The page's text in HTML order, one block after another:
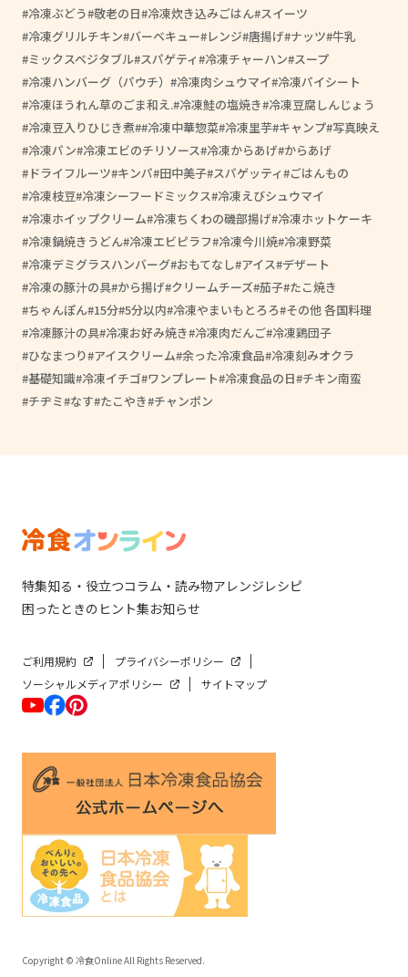
冷凍ぶどう 敬老の日 冷凍炊き込みごはん スイーツ
冷凍グリルチキン バーベキュー レンジ 唐揚げ ナッツ 牛乳
ミックスベジタブル スパゲティ 冷凍チャーハン スープ
冷凍ハンバーグ（パウチ）
冷凍肉シュウマイ 冷凍パイシート
冷凍ほうれん草のごま和え. 冷凍鮭の塩焼き 冷凍豆腐しんじょう
冷凍豆入りひじき煮 #冷凍中華惣菜 冷凍里芋 キャンプ 写真映え
冷凍パン 冷凍エビのチリソース 冷凍からあげ からあげ
ドライフルーツ キンパ 田中美子 スパゲッティ
ごはんもの
冷凍枝豆 冷凍シーフードミックス 冷凍えびシュウマイ
冷凍ホイップクリーム 冷凍ちくわの磯部揚げ 冷凍ホットケーキ
冷凍鍋焼きうどん 冷凍エビピラフ 冷凍今川焼 冷凍野菜
冷凍デミグラスハンバーグ おもてなし アイス デザート
冷凍の豚汁の具 から揚げ クリームチーズ 茄子 たこ焼き
ちゃんぽん 15分 5分以内 冷凍やまいもとろろ その他 各国料理
冷凍豚汁の具 冷凍お好み焼き 冷凍肉だんご 冷凍鶏団子
ひなまつり アイスクリーム 余った冷凍食品 冷凍刻みオクラ
基礎知識 冷凍イチゴ ワンプレート 冷凍食品の日 チキン南蛮
チヂミ なす たこやき チャンポン
特集知る・役立つコラム・読み物アレンジレシピ
困ったときのヒント集お知らせ
ご利用規約
プライバシーポリシー
ソーシャルメディアポリシー
サイトマップ
Copyright © 冷食Online All Rights Reserved.